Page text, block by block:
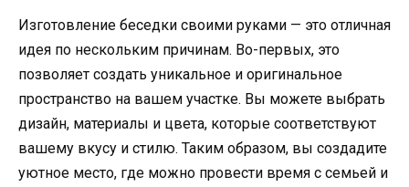
Изготовление беседки своими руками — это отличная
идея по нескольким причинам. Во-первых, это
позволяет создать уникальное и оригинальное
пространство на вашем участке. Вы можете выбрать
дизайн, материалы и цвета, которые соответствуют
вашему вкусу и стилю. Таким образом, вы создадите
уютное место, где можно провести время с семьей и